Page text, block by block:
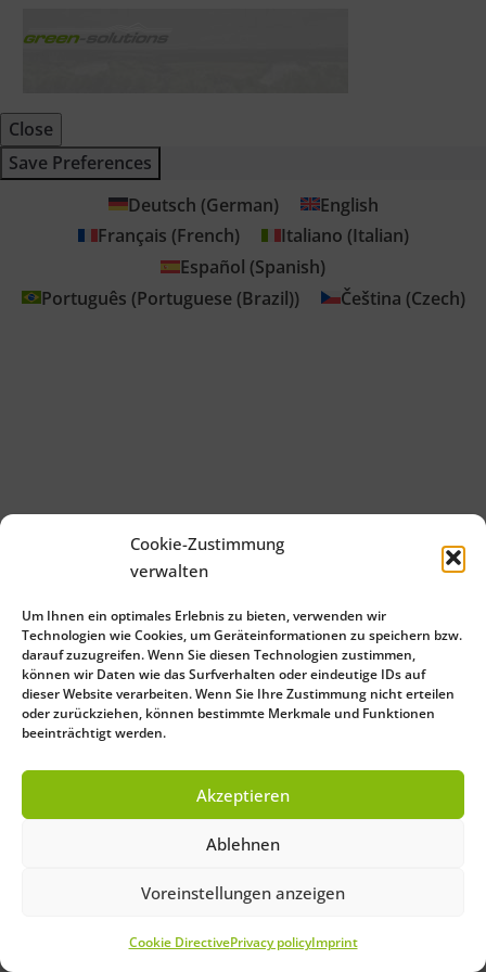
Cookie-Zustimmung
verwalten
Um Ihnen ein optimales Erlebnis zu bieten, verwenden wir
Technologien wie Cookies, um Geräteinformationen zu speichern bzw.
darauf zuzugreifen. Wenn Sie diesen Technologien zustimmen,
können wir Daten wie das Surfverhalten oder eindeutige IDs auf
dieser Website verarbeiten. Wenn Sie Ihre Zustimmung nicht erteilen
oder zurückziehen, können bestimmte Merkmale und Funktionen
beeinträchtigt werden.
Akzeptieren
Ablehnen
Voreinstellungen anzeigen
Cookie DirectivePrivacy policyImprint
Close
Save Preferences
Deutsch (German)
English
Français (French) Italiano (Italian)
Español (Spanish)
Português (Portuguese (Brazil)) Čeština (Czech)